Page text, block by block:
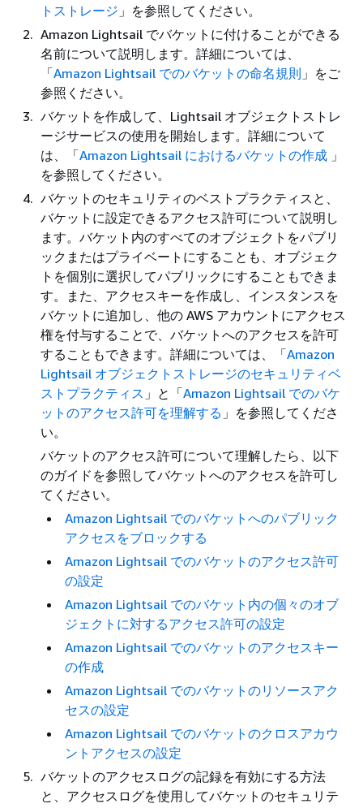
トストレージ 」を参照してください。
Amazon Lightsail でバケットに付けることができる
名前について説明します。詳細については、
「Amazon Lightsail でのバケットの命名規則 」をご
参照ください。
バケットを作成して、Lightsail オブジェクトストレ
ージサービスの使用を開始します。詳細について
は、「Amazon Lightsail におけるバケットの作成 」
を参照してください。
バケットのセキュリティのベストプラクティスと、
バケットに設定できるアクセス許可について説明し
ます。バケット内のすべてのオブジェクトをパブリ
ックまたはプライベートにすることも、オブジェク
トを個別に選択してパブリックにすることもできま
す。また、アクセスキーを作成し、インスタンスを
バケットに追加し、他の AWS アカウントにアクセス
権を付与することで、バケットへのアクセスを許可
することもできます。詳細については、「Amazon
Lightsail オブジェクトストレージのセキュリティベ
ストプラクティス 」と「Amazon Lightsail でのバケ
ットのアクセス許可を理解する 」を参照してくださ
い。
バケットのアクセス許可について理解したら、以下
のガイドを参照してバケットへのアクセスを許可し
てください。
Amazon Lightsail でのバケットへのパブリック
アクセスをブロックする
Amazon Lightsail でのバケットのアクセス許可
の設定
Amazon Lightsail でのバケット内の個々のオブ
ジェクトに対するアクセス許可の設定
Amazon Lightsail でのバケットのアクセスキー
の作成
Amazon Lightsail でのバケットのリソースアク
セスの設定
Amazon Lightsail でのバケットのクロスアカウ
ントアクセスの設定
バケットのアクセスログの記録を有効にする方法
と、アクセスログを使用してバケットのセキュリテ